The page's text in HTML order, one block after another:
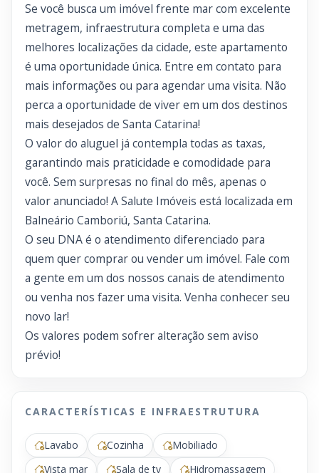
Se você busca um imóvel frente mar com excelente
metragem, infraestrutura completa e uma das
melhores localizações da cidade, este apartamento
é uma oportunidade única. Entre em contato para
mais informações ou para agendar uma visita. Não
perca a oportunidade de viver em um dos destinos
mais desejados de Santa Catarina!
O valor do aluguel já contempla todas as taxas,
garantindo mais praticidade e comodidade para
você. Sem surpresas no final do mês, apenas o
valor anunciado! A Salute Imóveis está localizada em
Balneário Camboriú, Santa Catarina.
O seu DNA é o atendimento diferenciado para
quem quer comprar ou vender um imóvel. Fale com
a gente em um dos nossos canais de atendimento
ou venha nos fazer uma visita. Venha conhecer seu
novo lar!
Os valores podem sofrer alteração sem aviso
prévio!
CARACTERÍSTICAS E INFRAESTRUTURA
Lavabo Cozinha
Mobiliado
Vista mar
Sala de tv Hidromassagem